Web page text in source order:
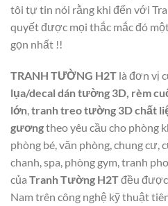
tôi tự tin nói rằng khi đến với
quyết được mọi thắc mắc đó
gọn nhất !!
TRANH TƯỜNG H2T là đơn vị
lụa/decal dán tường 3D, rèm
lớn,tranh treo tường 3D chất
gươngtheo yêu cầu cho phòng
phòng bé, văn phòng, chung cư,
chanh, spa, phòng gym, tranh
của Tranh Tường H2Tđều
Nam trên công nghệ kỹ thuật